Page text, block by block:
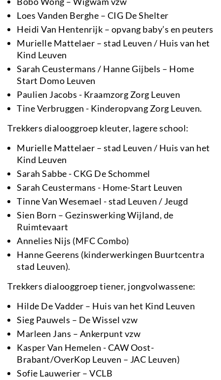
Loes Vanden Berghe – CIG De Shelter
Heidi Van Hentenrijk – opvang baby’s en peuters
Murielle Mattelaer – stad Leuven / Huis van het
Kind Leuven
Sarah Ceustermans / Hanne Gijbels – Home
Start Domo Leuven
Paulien Jacobs - Kraamzorg Zorg Leuven
Tine Verbruggen - Kinderopvang Zorg Leuven.
Trekkers dialooggroep kleuter, lagere school:
Murielle Mattelaer – stad Leuven / Huis van het
Kind Leuven
Sarah Sabbe - CKG De Schommel
Sarah Ceustermans - Home-Start Leuven
Tinne Van Wesemael - stad Leuven / Jeugd
Sien Born – Gezinswerking Wijland, de
Ruimtevaart
Annelies Nijs (MFC Combo)
Hanne Geerens (kinderwerkingen Buurtcentra
stad Leuven).
Trekkers dialooggroep tiener, jongvolwassene:
Hilde De Vadder – Huis van het Kind Leuven
Sieg Pauwels – De Wissel vzw
Marleen Jans – Ankerpunt vzw
Kasper Van Hemelen - CAW Oost-
Brabant/OverKop Leuven – JAC Leuven)
Sofie Lauwerier – VCLB